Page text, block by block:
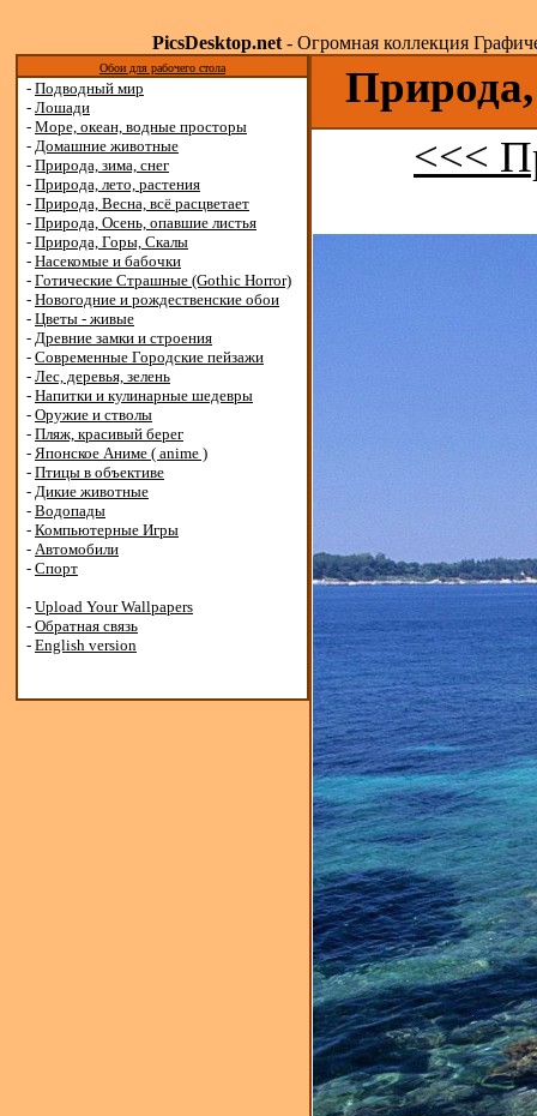
PicsDesktop.net- Огромная коллекция
Обои для рабочего стола
- Подводный мир
- Лошади
- Море, океан, водные просторы
- Домашние животные
- Природа, зима, снег
- Природа, лето, растения
- Природа, Весна, всё расцветает
- Природа, Осень, опавшие листья
- Природа, Горы, Скалы
- Насекомые и бабочки
- Готические Страшные (Gothic Horror)
- Новогодние и рождественские обои
- Цветы - живые
- Древние замки и строения
- Современные Городские пейзажи
- Лес, деревья, зелень
- Напитки и кулинарные шедевры
- Оружие и стволы
- Пляж, красивый берег
- Японское Аниме ( anime )
- Птицы в объективе
- Дикие животные
- Водопады
- Компьютерные Игры
- Автомобили
- Спорт
- Upload Your Wallpapers
- Обратная связь
- English version
Природа,
<<<